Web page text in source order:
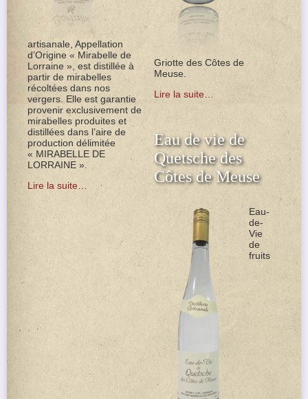
artisanale, Appellation
d’Origine « Mirabelle de
Lorraine », est distillée à
partir de mirabelles
récoltées dans nos
vergers. Elle est garantie
provenir exclusivement de
mirabelles produites et
distillées dans l’aire de
production délimitée
« MIRABELLE DE
LORRAINE ».
Lire la suite…
Griotte des Côtes de
Meuse.
Lire la suite…
Eau de vie de
Quetsche des
Côtes de Meuse
Eau-
de-
Vie
de
fruits